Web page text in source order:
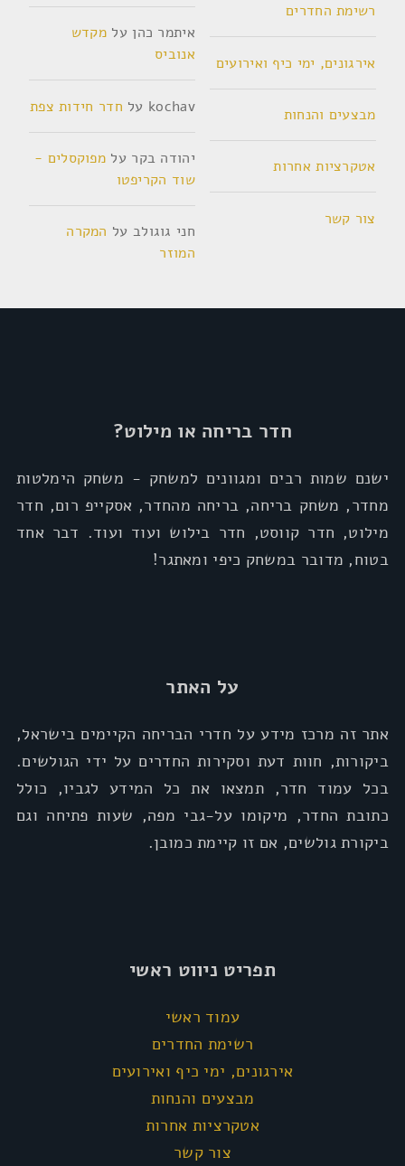
רשימת החדרים
אירגונים, ימי כיף ואירועים
מבצעים והנחות
אטקרציות אחרות
צור קשר
איתמר כהן על מקדש
אנוביס
kochav על חדר חידות צפת
יהודה בקר על מפוקסלים -
שוד הקריפטו
חני גוגולב על המקרה
המוזר
חדר בריחה או מילוט?
ישנם שמות רבים ומגוונים למשחק - משחק הימלטות
מחדר, משחק בריחה, בריחה מהחדר, אסקייפ רום, חדר
מילוט, חדר קווסט, חדר בילוש ועוד ועוד. דבר אחד
בטוח, מדובר במשחק כיפי ומאתגר!
על האתר
אתר זה מרכז מידע על חדרי הבריחה הקיימים בישראל,
ביקורות, חוות דעת וסקירות החדרים על ידי הגולשים.
בכל עמוד חדר, תמצאו את כל המידע לגביו, כולל
כתובת החדר, מיקומו על-גבי מפה, שעות פתיחה וגם
ביקורת גולשים, אם זו קיימת כמובן.
תפריט ניווט ראשי
עמוד ראשי
רשימת החדרים
אירגונים, ימי כיף ואירועים
מבצעים והנחות
אטקרציות אחרות
צור קשר